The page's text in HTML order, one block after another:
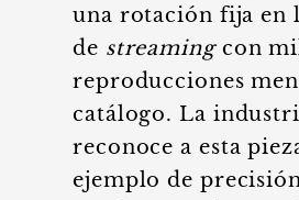
una rotación fija en
de streamingcon
reproducciones
catálogo. La
reconoce a esta
ejemplo de